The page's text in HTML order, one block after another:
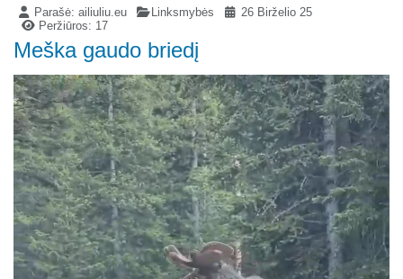
Parašė:ailiuliu.eu Linksmybės
26 Birželio 25
Peržiūros: 17
Meška gaudo briedį